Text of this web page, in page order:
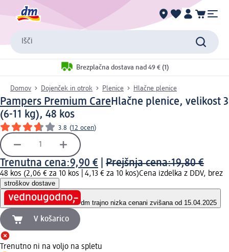
Išči
Brezplačna dostava nad 49 € (1)
Domov Dojenček in otrok Plenice Hlačne plenice
Pampers Premium Care Hlačne plenice, velikost 3
(6-11 kg), 48 kos
3.8 (12 ocen)
Trenutna cena:9,90 € Prejšnja cena:19,80 €
48 kos (2,06 € za 10 kos | 4,13 € za 10 kos)Cena izdelka z DDV, brez
stroškov dostave
dm trajno nizka cenani zvišana od 15.04.2025
V košarico
Trenutno ni na voljo na spletu